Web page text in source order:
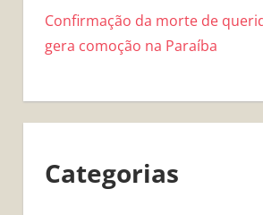
Confirmação da morte de
gera comoção na Paraíba
Categorias